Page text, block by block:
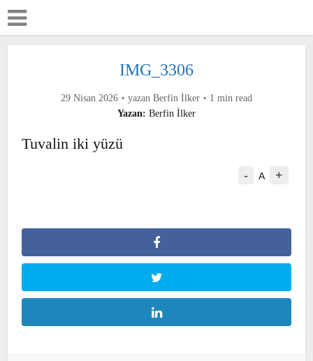
IMG_3306
29 Nisan 2026 yazan Berfin İlker
1 min read
Yazan: Berfin İlker
Tuvalin iki yüzü
- A +